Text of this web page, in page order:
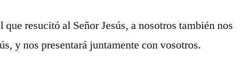
que resucitó al Señor Jesús, a nosotros también nos
y nos presentará juntamente con vosotros.